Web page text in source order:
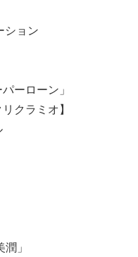
ョン
ーローン」
クラミオ】
」